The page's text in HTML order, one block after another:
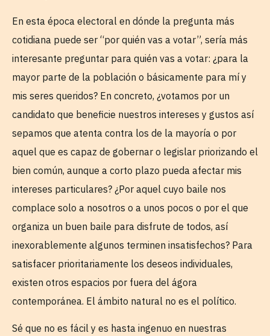
En esta época electoral en dónde la pregunta más
cotidiana puede ser “por quién vas a votar”, sería más
interesante preguntar para quién vas a votar: ¿para la
mayor parte de la población o básicamente para mí y
mis seres queridos? En concreto, ¿votamos por un
candidato que beneficie nuestros intereses y gustos así
sepamos que atenta contra los de la mayoría o por
aquel que es capaz de gobernar o legislar priorizando el
bien común, aunque a corto plazo pueda afectar mis
intereses particulares? ¿Por aquel cuyo baile nos
complace solo a nosotros o a unos pocos o por el que
organiza un buen baile para disfrute de todos, así
inexorablemente algunos terminen insatisfechos? Para
satisfacer prioritariamente los deseos individuales,
existen otros espacios por fuera del ágora
contemporánea. El ámbito natural no es el político.
Sé que no es fácil y es hasta ingenuo en nuestras